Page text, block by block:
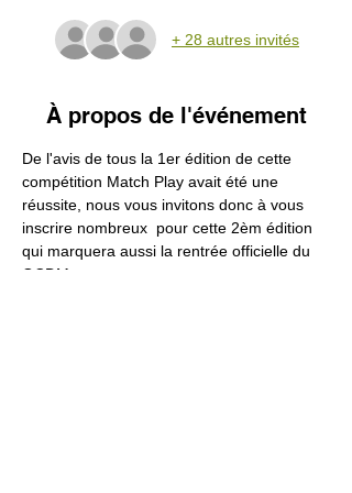
+ 28 autres invités
À propos de l'événement
De l'avis de tous la 1er édition de cette
compétition Match Play avait été une
réussite, nous vous invitons donc à vous
inscrire nombreux  pour cette 2èm édition
qui marquera aussi la rentrée officielle du
GCDM.